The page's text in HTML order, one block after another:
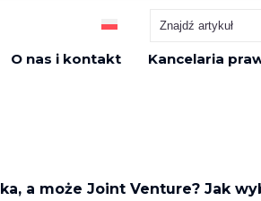
O nas i kontakt Kancelaria
a może Joint Venture? Jak